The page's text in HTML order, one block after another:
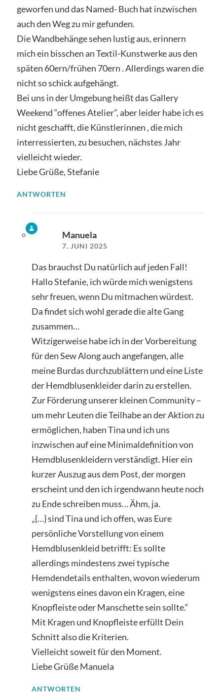
geworfen und das Named- Buch hat inzwischen
auch den Weg zu mir gefunden.
Die Wandbehänge sehen lustig aus, erinnern
mich ein bisschen an Textil-Kunstwerke aus den
späten 60ern/frühen 70ern . Allerdings waren die
nicht so schick aufgehängt.
Bei uns in der Umgebung heißt das Gallery
Weekend “offenes Atelier”, aber leider habe ich es
nicht geschafft, die Künstlerinnen , die mich
interressierten, zu besuchen, nächstes Jahr
vielleicht wieder.
Liebe Grüße, Stefanie
ANTWORTEN
Manuela
7. JUNI 2025
Das brauchst Du natürlich auf jeden Fall!
Hallo Stefanie, ich würde mich wenigstens
sehr freuen, wenn Du mitmachen würdest.
Da findet sich wohl gerade die alte Gang
zusammen…
Witzigerweise habe ich in der Vorbereitung
für den Sew Along auch angefangen, alle
meine Burdas durchzublättern und eine Liste
der Hemdblusenkleider darin zu erstellen.
Zur Förderung unserer kleinen Community –
um mehr Leuten die Teilhabe an der Aktion zu
ermöglichen, haben Tina und ich uns
inzwischen auf eine Minimaldefinition von
Hemdblusenkleidern verständigt. Hier ein
kurzer Auszug aus dem Post, der morgen
erscheint und den ich irgendwann heute noch
zu Ende schreiben muss… Ähm, ja.
„{…} sind Tina und ich offen, was Eure
persönliche Vorstellung von einem
Hemdblusenkleid betrifft: Es sollte
allerdings mindestens zwei typische
Hemdendetails enthalten, wovon wiederum
wenigstens eines davon ein Kragen, eine
Knopfleiste oder Manschette sein sollte.“
Mit Kragen und Knopfleiste erfüllt Dein
Schnitt also die Kriterien.
Vielleicht soweit für den Moment.
Liebe Grüße Manuela
ANTWORTEN